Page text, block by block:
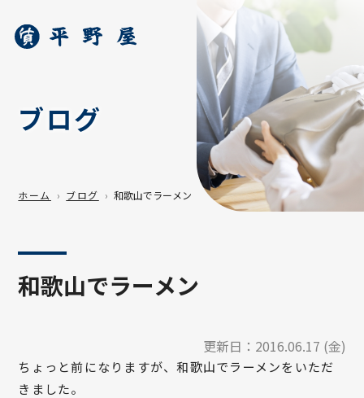
ブログ
ホーム ブログ 和歌山でラーメン
和歌山でラーメン
更新日： 2016.06.17 (金)
ちょっと前になりますが、和歌山でラーメンをいただ
きました。